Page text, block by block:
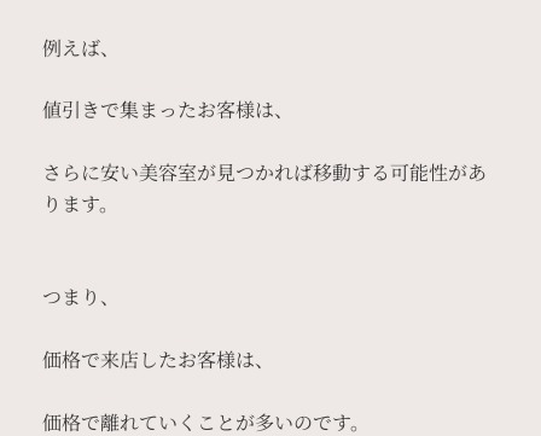
例えば、
値引きで集まったお客様は、
さらに安い美容室が見つかれば移動する可能性があ
ります。
つまり、
価格で来店したお客様は、
価格で離れていくことが多いのです。